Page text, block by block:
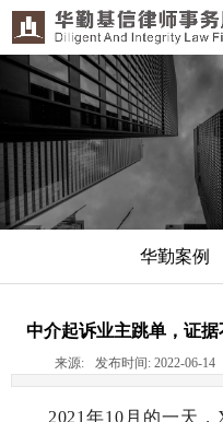
华勤案例
中介起诉业主跳单，证据
来源: 发布时间: 2022-06-14
2021年10月的一天